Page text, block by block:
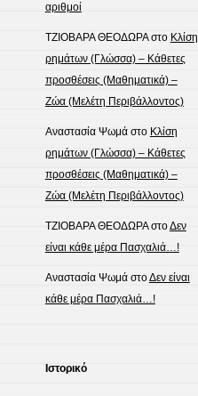
αριθμοί
ΤΖΙΟΒΑΡΑ ΘΕΟΔΩΡΑστο Κλίση
ρημάτων (Γλώσσα) – Κάθετες
προσθέσεις (Μαθηματικά) –
Ζώα (Μελέτη Περιβάλλοντος)
Αναστασία Ψωμάστο Κλίση
ρημάτων (Γλώσσα) – Κάθετες
προσθέσεις (Μαθηματικά) –
Ζώα (Μελέτη Περιβάλλοντος)
ΤΖΙΟΒΑΡΑ ΘΕΟΔΩΡΑστοΔεν
είναι κάθε μέρα Πασχαλιά…!
Αναστασία ΨωμάστοΔεν είναι
κάθε μέρα Πασχαλιά…!
Ιστορικό